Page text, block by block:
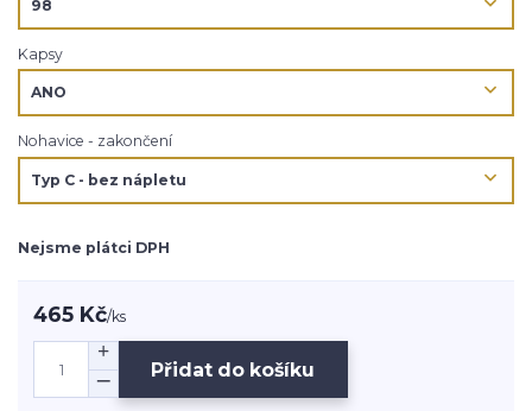
Kapsy
Nohavice - zakončení
Nejsme plátci DPH
465 Kč/ks
Přidat do košíku